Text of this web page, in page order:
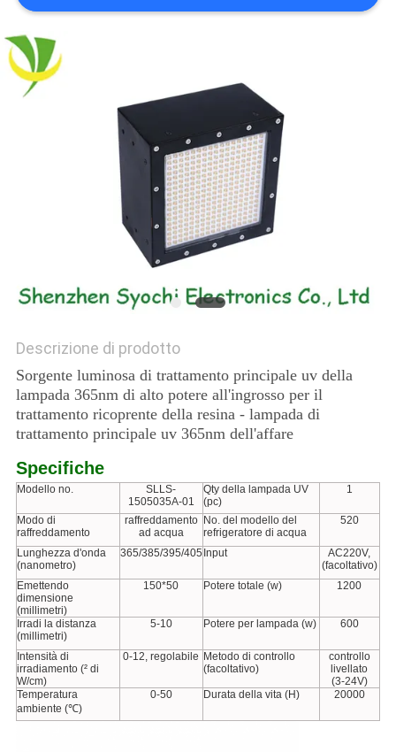
PRIVACY
POLICY
Descrizione di prodotto
Sorgente luminosa di trattamento principale uv della
lampada 365nm di alto potere all'ingrosso per il
trattamento ricoprente della resina - lampada di
trattamento principale uv 365nm dell'affare
Specifiche
Modello no.
SLLS-
1505035A-01
Qty della lampada UV
(pc)
1
Modo di
raffreddamento
raffreddamento
ad acqua
No. del modello del
refrigeratore di acqua
520
Lunghezza d'onda
(nanometro)
365/385/395/405 Input
AC220V,
(facoltativo)
Emettendo
dimensione
(millimetri)
150*50 Potere totale (w) 1200
Irradi la distanza
(millimetri)
5-10 Potere per lampada (w) 600
Intensità di
irradiamento (² di
W/cm)
0-12, regolabile Metodo di controllo
(facoltativo)
controllo
livellato
(3-24V)
Temperatura
ambiente (℃)
0-50 Durata della vita (H) 20000